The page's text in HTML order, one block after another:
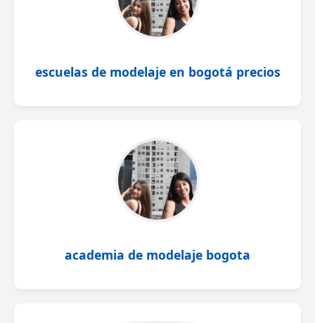
escuelas de modelaje en bogotá precios
academia de modelaje bogota